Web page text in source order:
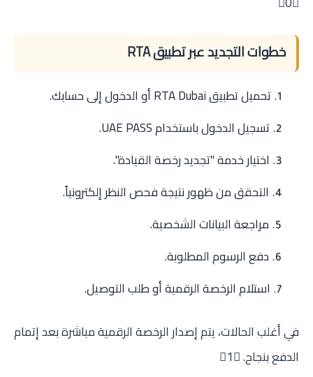
خطوات التجديد عبر تطبيق RTA
تحميل تطبيق RTA Dubai أو الدخول إلى حسابك.
تسجيل الدخول باستخدام UAE PASS.
اختيار خدمة "تجديد رخصة القيادة".
التحقق من ظهور نتيجة فحص النظر إلكترونياً.
مراجعة البيانات الشخصية.
دفع الرسوم المطلوبة.
استلام الرخصة الرقمية أو طلب التوصيل.
في أغلب الحالات، يتم إصدار الرخصة الرقمية مباشرة بعد إتمام
الدفع بنجاح. 1